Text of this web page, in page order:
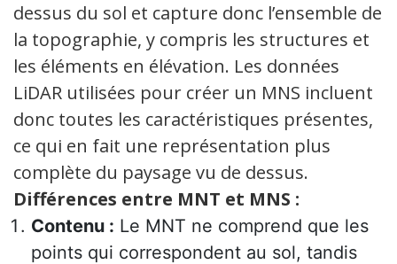
dessus du sol et capture donc l’ensemble de
la topographie, y compris les structures et
les éléments en élévation. Les données
LiDAR utilisées pour créer un MNS incluent
donc toutes les caractéristiques présentes,
ce qui en fait une représentation plus
complète du paysage vu de dessus.
Différences entre MNT et MNS :
Contenu : Le MNT ne comprend que les
points qui correspondent au sol, tandis